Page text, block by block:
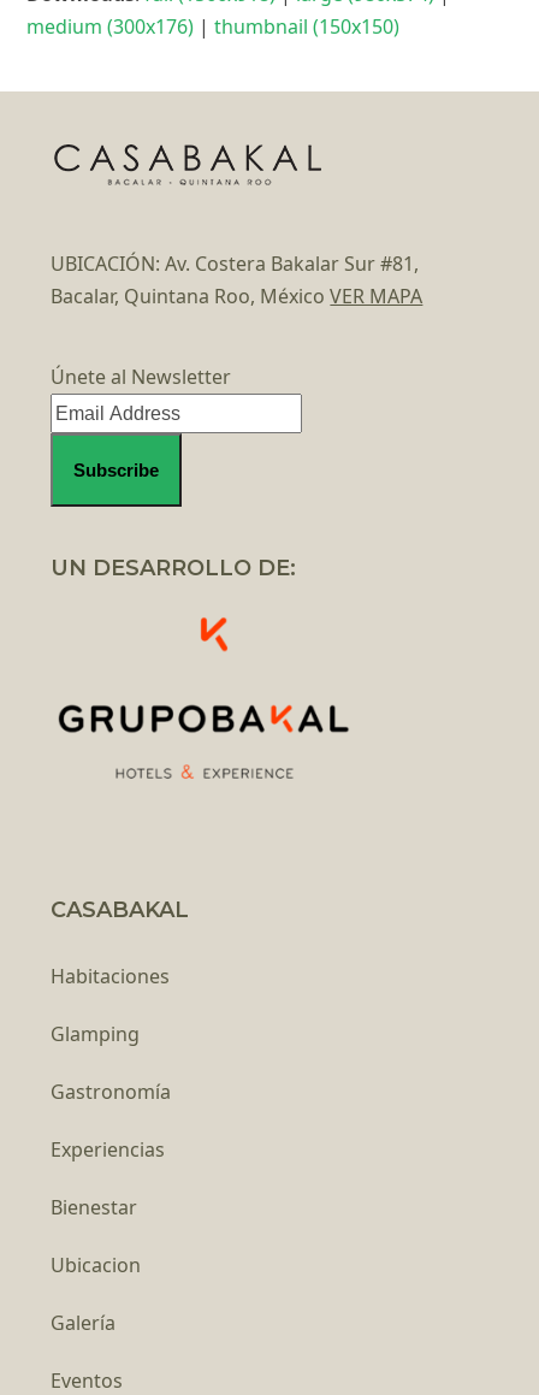
medium (300x176) |thumbnail (150x150)
UBICACIÓN: Av. Costera Bakalar Sur #81,
Bacalar, Quintana Roo, MéxicoVER MAPA
Únete al Newsletter
UN DESARROLLO DE:
CASABAKAL
Habitaciones
Glamping
Gastronomía
Experiencias
Bienestar
Ubicacion
Galería
Eventos